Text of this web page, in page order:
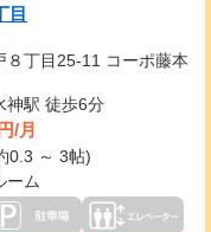
目
８丁目25-11 コーポ藤本
神駅 徒歩6分
/月
0.3 ～ 3帖)
ーム